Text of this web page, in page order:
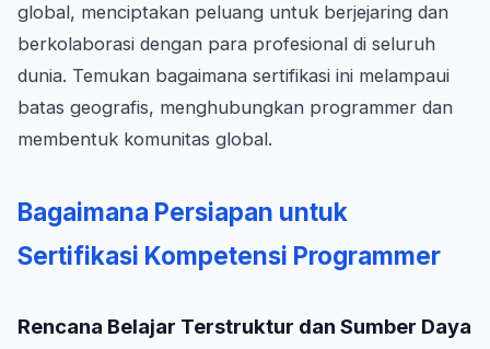
global, menciptakan peluang untuk berjejaring dan
berkolaborasi dengan para profesional di seluruh
dunia. Temukan bagaimana sertifikasi ini melampaui
batas geografis, menghubungkan programmer dan
membentuk komunitas global.
Bagaimana Persiapan untuk
Sertifikasi Kompetensi Programmer
Rencana Belajar Terstruktur dan Sumber Daya